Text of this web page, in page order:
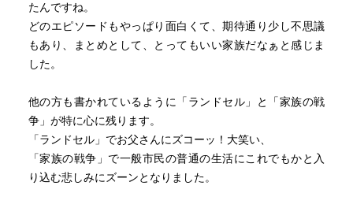
たんですね。
どのエピソードもやっぱり面白くて、期待通り少し不思議
もあり、まとめとして、とってもいい家族だなぁと感じま
した。
他の方も書かれているように「ランドセル」と「家族の戦
争」が特に心に残ります。
「ランドセル」でお父さんにズコーッ！大笑い、
「家族の戦争」で一般市民の普通の生活にこれでもかと入
り込む悲しみにズーンとなりました。